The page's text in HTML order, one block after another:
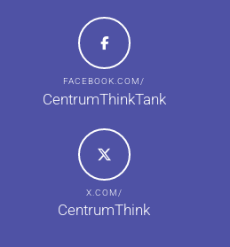
FACEBOOK.COM/
CentrumThinkTank
X.COM/
CentrumThink